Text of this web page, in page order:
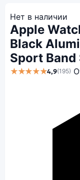
Нет в наличии
Apple
Black
Sport Band
★★★★★4,9(195)